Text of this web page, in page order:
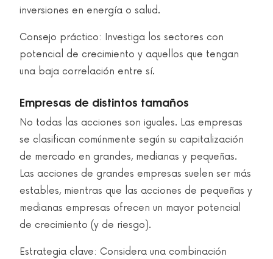
inversiones en energía o salud.
Consejo práctico: Investiga los sectores con
potencial de crecimiento y aquellos que tengan
una baja correlación entre sí.
Empresas de distintos tamaños
No todas las acciones son iguales. Las empresas
se clasifican comúnmente según su capitalización
de mercado en grandes, medianas y pequeñas.
Las acciones de grandes empresas suelen ser más
estables, mientras que las acciones de pequeñas y
medianas empresas ofrecen un mayor potencial
de crecimiento (y de riesgo).
Estrategia clave: Considera una combinación